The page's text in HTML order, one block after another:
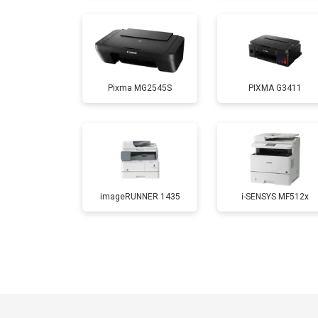
Замена Wi-Fi
Замена блока питания
Замена вала
Pixma MG2545S PIXMA G3411
imageRUNNER 1435 i-SENSYS MF512x